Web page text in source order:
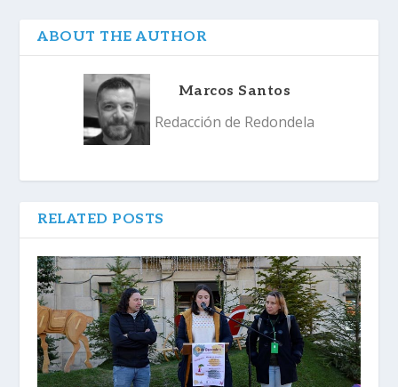
ABOUT THE AUTHOR
Marcos Santos
Redacción de Redondela
RELATED POSTS